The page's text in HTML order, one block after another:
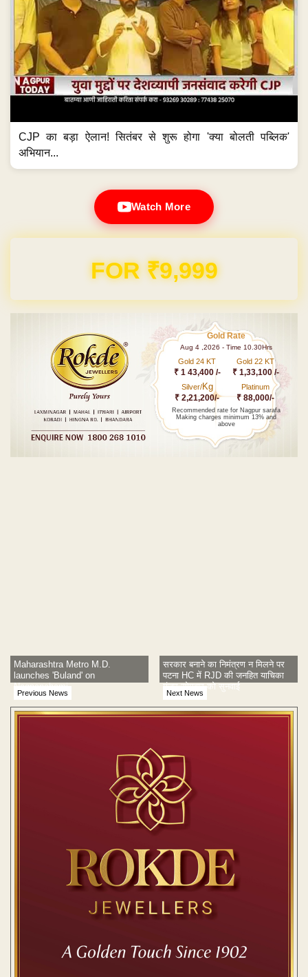
CJP का बड़ा ऐलान! सितंबर से शुरू होगा 'क्या बोलती पब्लिक'
अभियान...
Watch More
FOR ₹9,999
Gold Rate
Aug 4 ,2026 - Time 10.30Hrs
Gold 24 KT
₹ 1 43,400 /-
Gold 22 KT
₹ 1,33,100 /-
Silver/Kg
₹ 2,21,200/-
Platinum
₹ 88,000/-
Recommended rate for Nagpur sarafa
Making charges minimum 13% and
above
Previous News
Maharashtra Metro M.D.
launches 'Buland' on
Nagpanchami
Next News
सरकार बनाने का निमंत्रण न मिलने पर
पटना HC में RJD की जनहित याचिका
मंजूर,सोमवार को सुनवाई